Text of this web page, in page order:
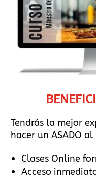
Tendrás la mejor
hacer un ASADO al
Clases Online
Acceso